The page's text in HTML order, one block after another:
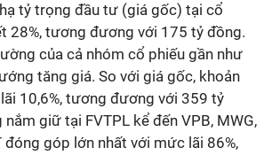
hạ tỷ trọng đầu tư (giá gốc) tại cổ
28%, tương đương với 175 tỷ đồng.
của cả nhóm cổ phiếu gần như
tăng giá. So với giá gốc, khoản
10,6%, tương đương với 359 tỷ
giữ tại FVTPL kể đến VPB, MWG,
đóng góp lớn nhất với mức lãi 86%,